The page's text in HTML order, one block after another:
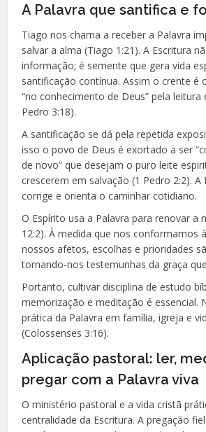
A Palavra que santifica e
Tiago nos chama a receber a Palavra
salvar a alma (Tiago 1:21). A Escritura
informação; é semente que gera vida
santificação contínua. Assim o crente é
“no conhecimento de Deus” pela leitura
Pedro 3:18).
A santificação se dá pela repetida
isso o povo de Deus é exortado a ser
de novo” que desejam o puro leite
crescerem em salvação (1 Pedro 2:2). A
corrige e orienta o caminhar cotidiano.
O Espírito usa a Palavra para renovar a
12:2). À medida que nos conformamos
nossos afetos, escolhas e prioridades
tornando-nos testemunhas da graça
Portanto, cultivar disciplina de estudo
memorização e meditação é essencial.
prática da Palavra em família, igreja e
(Colossenses 3:16).
Aplicação pastoral: ler,
pregar com a Palavra viva
O ministério pastoral e a vida cristã
centralidade da Escritura. A pregação